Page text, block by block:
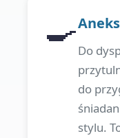
🍳Do
do
stylu.